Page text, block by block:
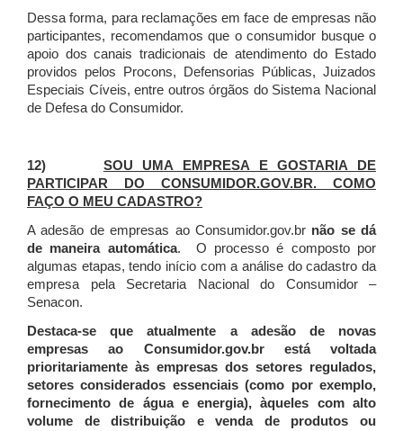
Dessa forma, para reclamações em face de empresas não
participantes, recomendamos que o consumidor busque o
apoio dos canais tradicionais de atendimento do Estado
providos pelos Procons, Defensorias Públicas, Juizados
Especiais Cíveis, entre outros órgãos do Sistema Nacional
de Defesa do Consumidor.
12) SOU UMA EMPRESA E GOSTARIA DE
PARTICIPAR DO CONSUMIDOR.GOV.BR. COMO
FAÇO O MEU CADASTRO?
A adesão de empresas ao Consumidor.gov.br não se dá
de maneira automática. O processo é composto por
algumas etapas, tendo início com a análise do cadastro da
empresa pela Secretaria Nacional do Consumidor –
Senacon.
Destaca-se que atualmente a adesão de novas
empresas ao Consumidor.gov.br está voltada
prioritariamente às empresas dos setores regulados,
setores considerados essenciais (como por exemplo,
fornecimento de água e energia), àqueles com alto
volume de distribuição e venda de produtos ou